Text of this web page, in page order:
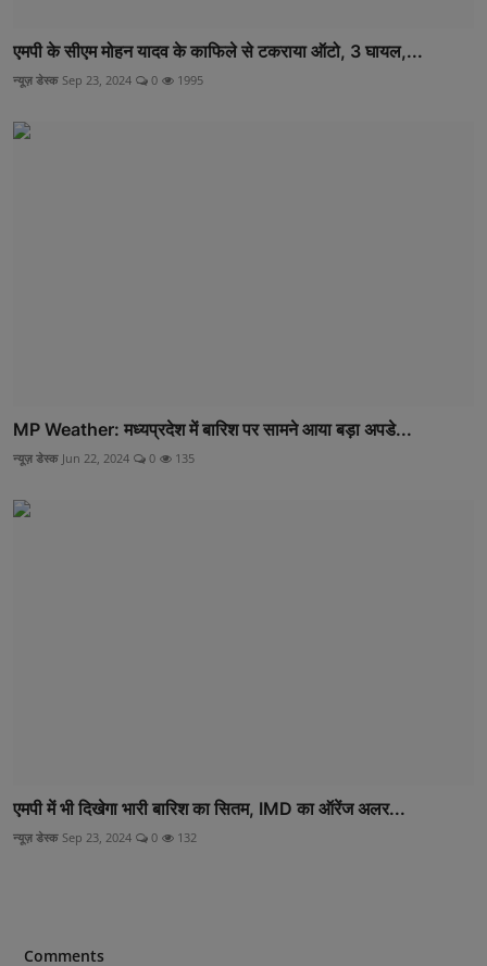
एमपी के सीएम मोहन यादव के काफिले से टकराया ऑटो, 3 घायल,...
न्यूज़ डेस्क Sep 23, 2024 0 1995
MP Weather: मध्यप्रदेश में बारिश पर सामने आया बड़ा अपडे...
न्यूज़ डेस्क Jun 22, 2024 0 135
एमपी में भी दिखेगा भारी बारिश का सितम, IMD का ऑरेंज अलर...
न्यूज़ डेस्क Sep 23, 2024 0 132
Comments